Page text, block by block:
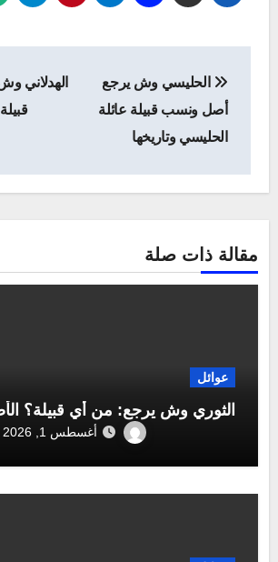
المقالات
الحليسي وش يرجع
أصل ونسب قبيلة عائلة
الحليسي وتاريخها
الهدلاني
مقالة ذات صلة
عوائل
الثوري وش يرجع: من أي قبيلة؟
أغسطس 1, 2026